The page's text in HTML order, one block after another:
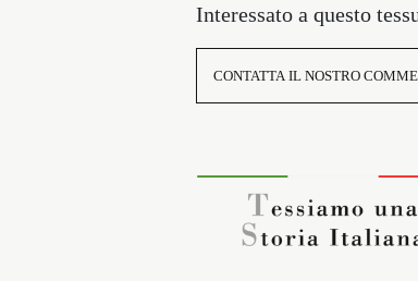
Interessato a questo
CONTATTA IL NOSTRO